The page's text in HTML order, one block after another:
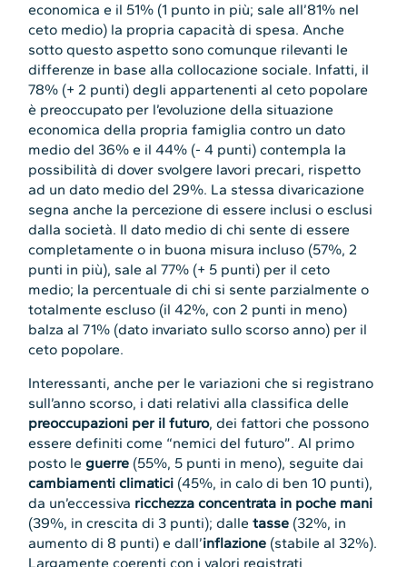
economica e il 51% (1 punto in più; sale all’81% nel
ceto medio) la propria capacità di spesa. Anche
sotto questo aspetto sono comunque rilevanti le
differenze in base alla collocazione sociale. Infatti, il
78% (+ 2 punti) degli appartenenti al ceto popolare
è preoccupato per l’evoluzione della situazione
economica della propria famiglia contro un dato
medio del 36% e il 44% (- 4 punti) contempla la
possibilità di dover svolgere lavori precari, rispetto
ad un dato medio del 29%. La stessa divaricazione
segna anche la percezione di essere inclusi o esclusi
dalla società. Il dato medio di chi sente di essere
completamente o in buona misura incluso (57%, 2
punti in più), sale al 77% (+ 5 punti) per il ceto
medio; la percentuale di chi si sente parzialmente o
totalmente escluso (il 42%, con 2 punti in meno)
balza al 71% (dato invariato sullo scorso anno) per il
ceto popolare.
Interessanti, anche per le variazioni che si registrano
sull’anno scorso, i dati relativi alla classifica delle
preoccupazioni per il futuro, dei fattori che possono
essere definiti come “nemici del futuro”. Al primo
posto leguerre (55%, 5 punti in meno), seguite dai
cambiamenti climatici (45%, in calo di ben 10 punti),
da un’eccessiva ricchezza concentrata in poche mani
(39%, in crescita di 3 punti); dalletasse (32%, in
aumento di 8 punti) e dall’inflazione (stabile al 32%).
Largamente coerenti con i valori registrati